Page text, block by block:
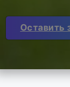
Оставить